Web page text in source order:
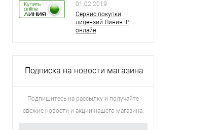
01.02.2019
Сервис покупки
лицензий Линия IP
онлайн
Подписка на новости магазина
Подпишитесь на рассылку и получайте
свежие новости и акции нашего магазина.